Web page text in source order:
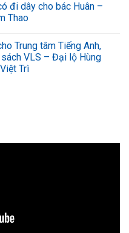
đi dây cho bác Huân –
Thao
Trung tâm Tiếng Anh,
VLS – Đại lộ Hùng
Trì